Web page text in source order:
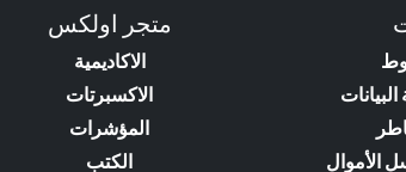
الأموال
متجر اولكس
الاكاديمية
الاكسبرتات
المؤشرات
الكتب